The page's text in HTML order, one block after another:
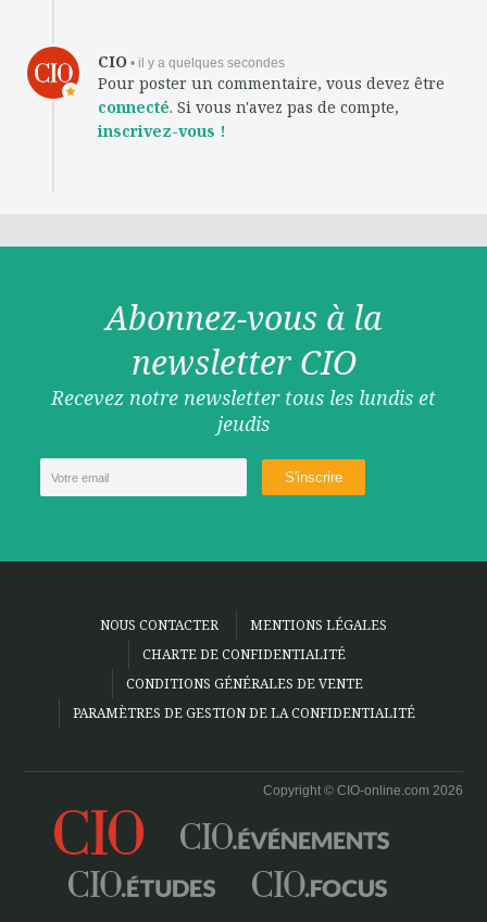
CIO • il y a quelques secondes
Pour poster un commentaire, vous devez être
connecté. Si vous n'avez pas de compte,
inscrivez-vous !
Abonnez-vous à la
newsletter CIO
Recevez notre newsletter tous les lundis et
jeudis
NOUS CONTACTER
MENTIONS LÉGALES
CHARTE DE CONFIDENTIALITÉ
CONDITIONS GÉNÉRALES DE VENTE
PARAMÈTRES DE GESTION DE LA CONFIDENTIALITÉ
Copyright © CIO-online.com 2026